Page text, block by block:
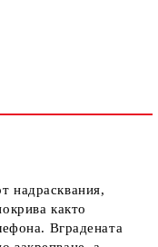
надрасквания,
както
Вградената